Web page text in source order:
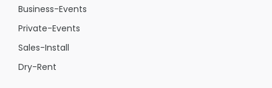
Business-Events
Private-Events
Sales-Install
Dry-Rent